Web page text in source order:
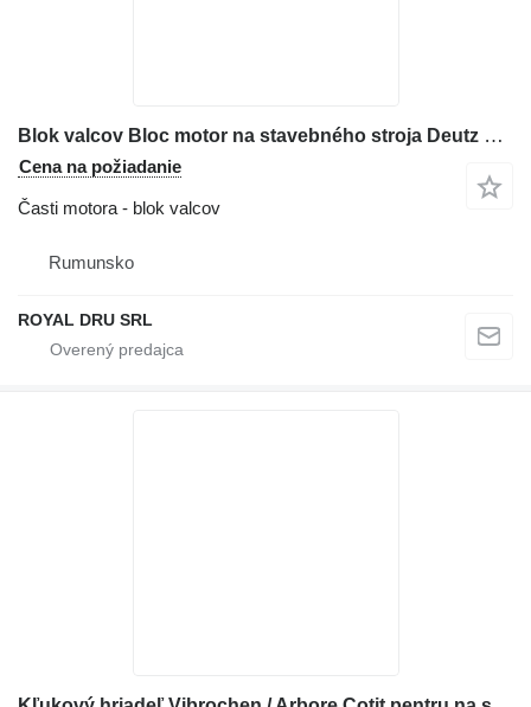
Blok valcov Bloc motor na stavebného stroja Deutz BF8M1015CP
Cena na požiadanie
Časti motora - blok valcov
Rumunsko
ROYAL DRU SRL